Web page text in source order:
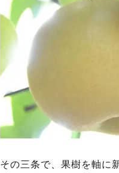
その三条で、果樹を軸に